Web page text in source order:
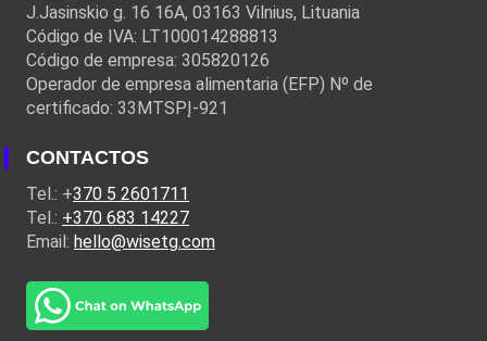
J.Jasinskio g. 16 16A, 03163 Vilnius, Lituania
Código de IVA: LT100014288813
Código de empresa: 305820126
Operador de empresa alimentaria (EFP) Nº de
certificado: 33MTSPĮ-921
CONTACTOS
Tel.: +370 5 2601711
Tel.: +370 683 14227
Email: hello@wisetg.com